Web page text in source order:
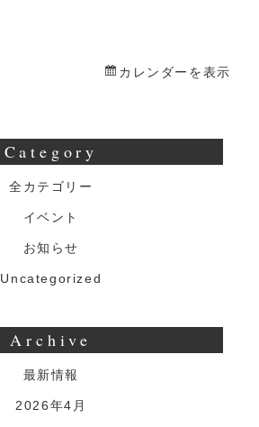
カレンダーを表示
Category
全カテゴリー
イベント
お知らせ
Uncategorized
Archive
最新情報
2026年4月